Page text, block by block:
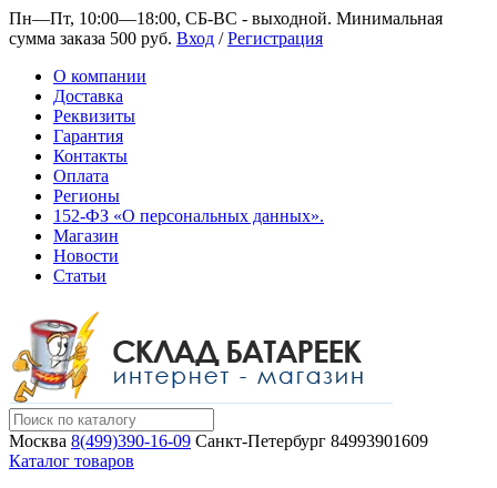
Пн—Пт, 10:00—18:00, СБ-ВС - выходной. Минимальная
сумма заказа 500 руб. Вход /Регистрация
О компании
Доставка
Реквизиты
Гарантия
Контакты
Оплата
Регионы
152-ФЗ «О персональных данных».
Магазин
Новости
Статьи
Москва 8(499)390-16-09 Санкт-Петербург 84993901609
Каталог товаров